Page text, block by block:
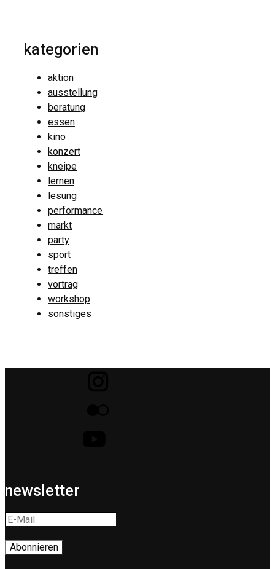
kategorien
aktion
ausstellung
beratung
essen
kino
konzert
kneipe
lernen
lesung
performance
markt
party
sport
treffen
vortrag
workshop
sonstiges
newsletter